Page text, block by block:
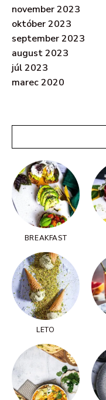
november 2023
október 2023
september 2023
august 2023
júl 2023
marec 2020
BREAKFAST
LETO